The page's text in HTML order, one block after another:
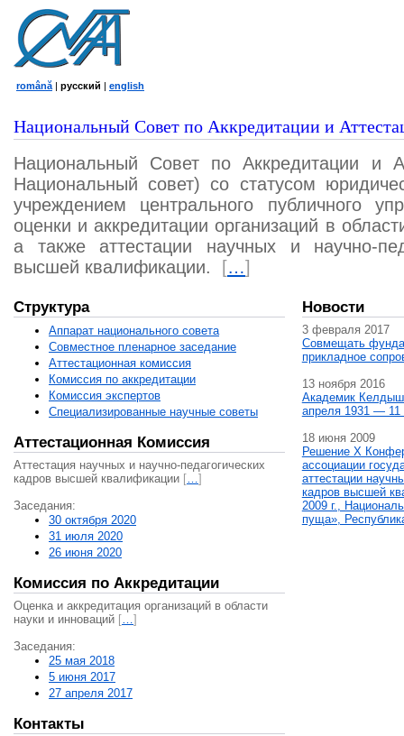
română | русский | english
Национальный Совет по Аккредитации и
Национальный Совет по Аккредитации и
Национальный совет) со статусом
учреждением центрального публичного
оценки и аккредитации организаций в
а также аттестации научных и научно-
высшей квалификации.
[…]
Структура
Аппарат национального совета
Совместное пленарное заседание
Аттестационная комисcия
Комиссия по аккредитации
Комиссия экспертов
Специализированные научные советы
Аттестационная Комиссия
Аттестация научных и научно-педагогических
кадров высшей квалификации […]
Заседания:
30 октября 2020
31 июля 2020
26 июня 2020
Комиссия по Аккредитации
Оценка и аккредитация организаций в области
науки и инноваций […]
Заседания:
25 мая 2018
5 июня 2017
27 апреля 2017
Контакты
Новости
3 февраля 2017
Совмещать
прикладное
13 ноября 2016
Академик
апреля 1931 — 11
18 июня 2009
Решение X
ассоциации
аттестации
кадров высшей
2009 г.,
пуща»,